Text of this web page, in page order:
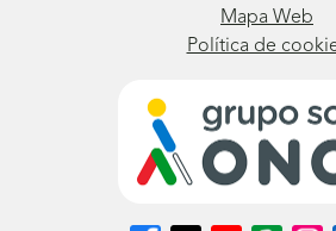
Mapa Web
Política de